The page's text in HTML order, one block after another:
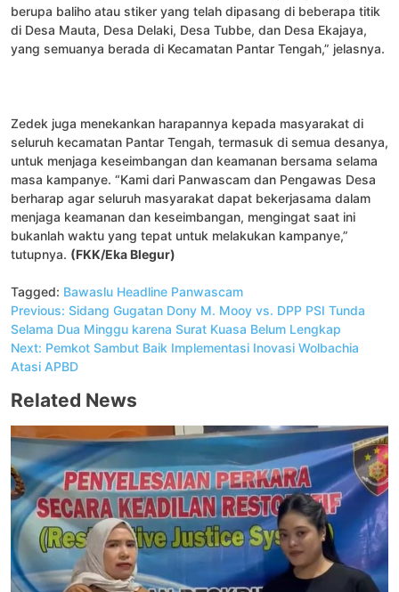
berupa baliho atau stiker yang telah dipasang di beberapa titik
di Desa Mauta, Desa Delaki, Desa Tubbe, dan Desa Ekajaya,
yang semuanya berada di Kecamatan Pantar Tengah,” jelasnya.
Zedek juga menekankan harapannya kepada masyarakat di
seluruh kecamatan Pantar Tengah, termasuk di semua desanya,
untuk menjaga keseimbangan dan keamanan bersama selama
masa kampanye. “Kami dari Panwascam dan Pengawas Desa
berharap agar seluruh masyarakat dapat bekerjasama dalam
menjaga keamanan dan keseimbangan, mengingat saat ini
bukanlah waktu yang tepat untuk melakukan kampanye,”
tutupnya. (FKK/Eka Blegur)
Tagged: Bawaslu Headline Panwascam
Navigasi
pos
Previous: Sidang Gugatan Dony M. Mooy vs. DPP PSI Tunda
Selama Dua Minggu karena Surat Kuasa Belum Lengkap
Next: Pemkot Sambut Baik Implementasi Inovasi Wolbachia
Atasi APBD
Related News